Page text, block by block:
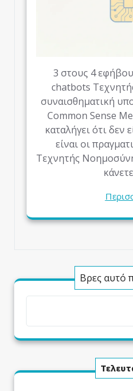
3 στους 4
chatbots
συναισθηματική
Common Sense
καταλήγει ότι δεν
είναι οι
Τεχνητής
Βρες αυτό